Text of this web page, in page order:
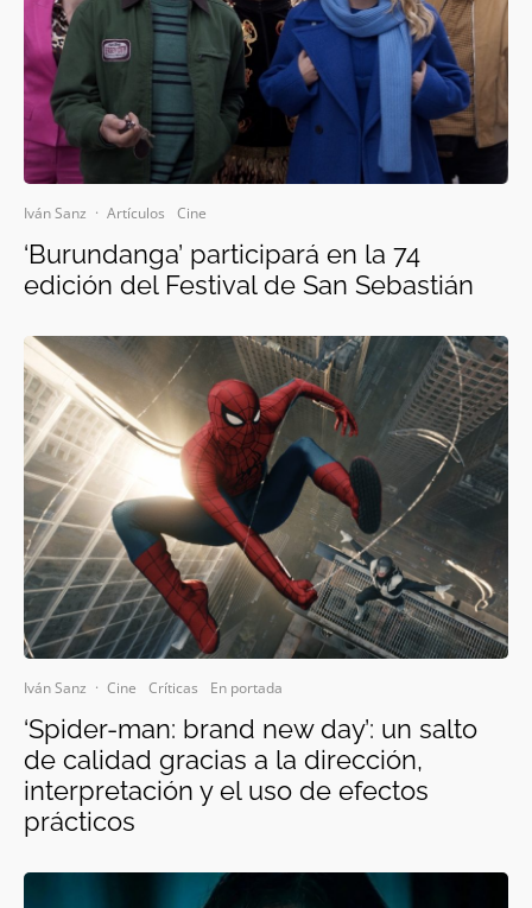
Iván Sanz · Artículos Cine
‘Burundanga’ participará en la 74
edición del Festival de San Sebastián
Iván Sanz · Cine Críticas En portada
‘Spider-man: brand new day’: un salto
de calidad gracias a la dirección,
interpretación y el uso de efectos
prácticos